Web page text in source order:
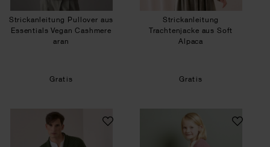
Strickanleitung Pullover aus
Essentials Vegan Cashmere
aran
Gratis
Strickanleitung
Trachtenjacke aus Soft
Alpaca
Gratis
Strickanleitung Trachtenjacke aus Essentials
Strickanleitung